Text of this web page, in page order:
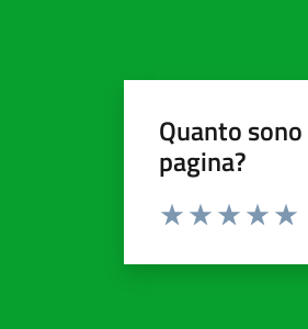
Quanto
pagina?
Valuta da 1 a 5 stelle la